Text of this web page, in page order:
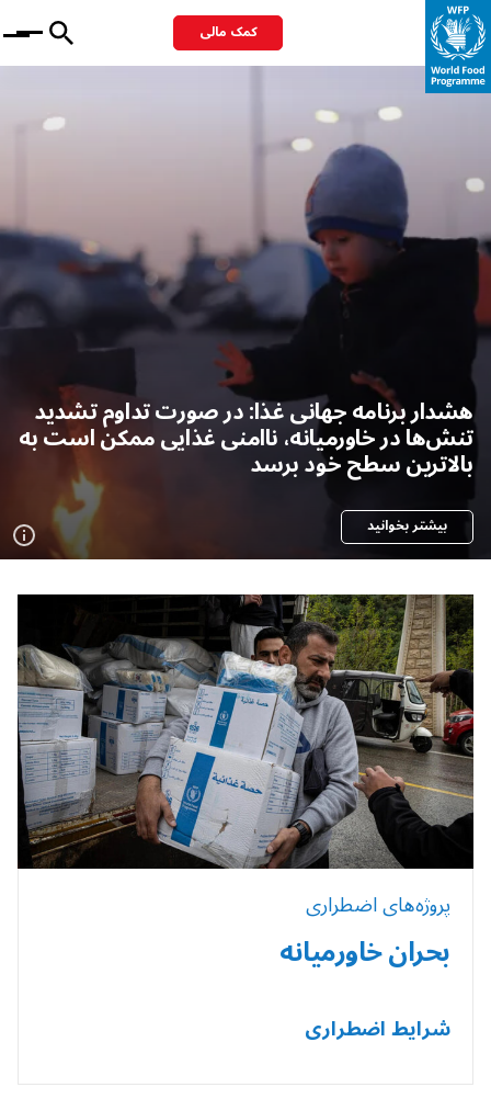
کمک مالی Menu
هشدار برنامه جهانی غذا: در صورت تداوم تشدید
تنش‌ها در خاورمیانه، ناامنی غذایی ممکن است به
بالاترین سطح خود برسد
بیشتر بخوانید
پروژه‌های اضطراری
بحران خاورمیانه
شرایط اضطراری